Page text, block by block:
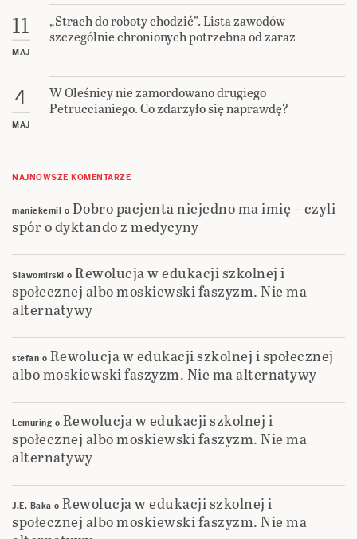
11
MAJ
„Strach do roboty chodzić”. Lista zawodów
szczególnie chronionych potrzebna od zaraz
4
MAJ
W Oleśnicy nie zamordowano drugiego
Petruccianiego. Co zdarzyło się naprawdę?
NAJNOWSZE KOMENTARZE
maniekemil o Dobro pacjenta niejedno ma imię – czyli
spór o dyktando z medycyny
Slawomirski o Rewolucja w edukacji szkolnej i
społecznej albo moskiewski faszyzm. Nie ma
alternatywy
stefan o Rewolucja w edukacji szkolnej i społecznej
albo moskiewski faszyzm. Nie ma alternatywy
Lemuring o Rewolucja w edukacji szkolnej i
społecznej albo moskiewski faszyzm. Nie ma
alternatywy
J.E. Baka o Rewolucja w edukacji szkolnej i
społecznej albo moskiewski faszyzm. Nie ma